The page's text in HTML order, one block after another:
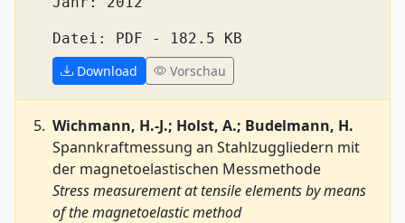
Datei: PDF - 182.5 KB
Download
Vorschau
Wichmann, H.-J.; Holst, A.; Budelmann, H.
Spannkraftmessung an Stahlzuggliedern mit
der magnetoelastischen Messmethode
Stress measurement at tensile elements by means
of the magnetoelastic method